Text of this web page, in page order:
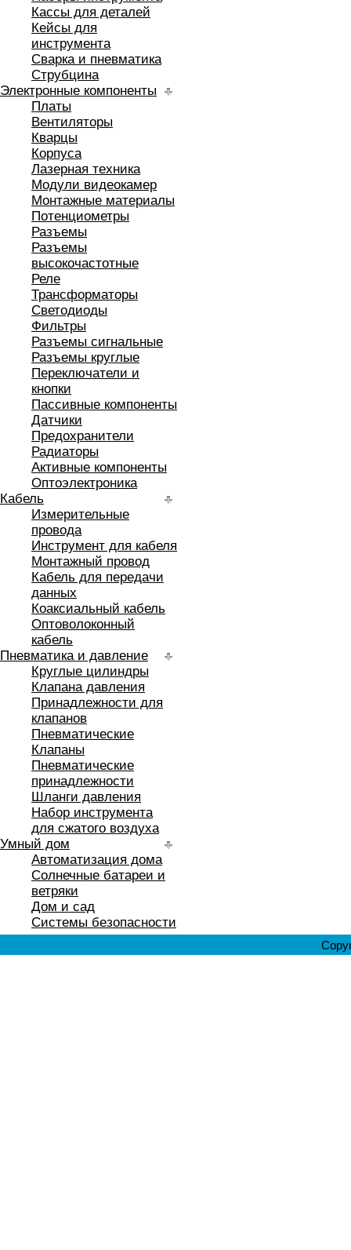
Кассы для деталей
Кейсы для
инструмента
Сварка и пневматика
Струбцина
Электронные компоненты
Платы
Вентиляторы
Кварцы
Корпуса
Лазерная техника
Модули видеокамер
Монтажные материалы
Потенциометры
Разъемы
Разъемы
высокочастотные
Реле
Трансформаторы
Светодиоды
Фильтры
Разъемы сигнальные
Разъемы круглые
Переключатели и
кнопки
Пассивные компоненты
Датчики
Предохранители
Радиаторы
Активные компоненты
Оптоэлектроника
Кабель
Измерительные
провода
Инструмент для кабеля
Монтажный провод
Кабель для передачи
данных
Коаксиальный кабель
Оптоволоконный
кабель
Пневматика и давление
Круглые цилиндры
Клапана давления
Принадлежности для
клапанов
Пневматические
Клапаны
Пневматические
принадлежности
Шланги давления
Набор инструмента
для сжатого воздуха
Умный дом
Автоматизация дома
Солнечные батареи и
ветряки
Дом и сад
Системы безопасности